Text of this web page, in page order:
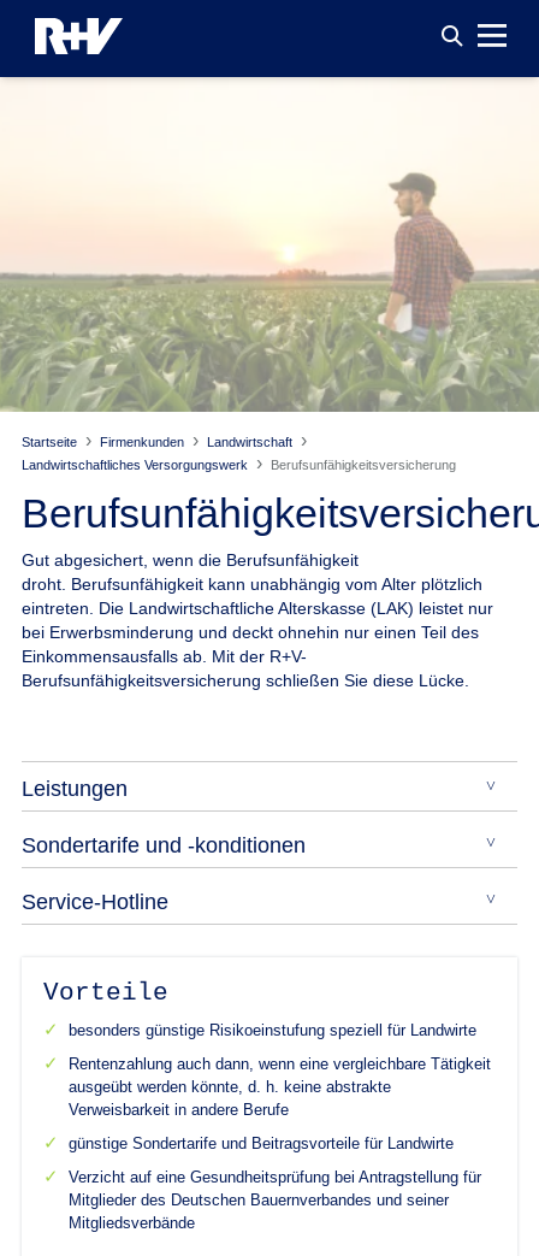
Startseite Firmenkunden
Landwirtschaft
Landwirtschaftliches Versorgungswerk
Berufsunfähigkeitsversicherung
Gut abgesichert, wenn die Berufsunfähigkeit
droht. Berufsunfähigkeit kann unabhängig vom Alter plötzlich
eintreten. Die Landwirtschaftliche Alterskasse (LAK) leistet nur
bei Erwerbsminderung und deckt ohnehin nur einen Teil des
Einkommensausfalls ab. Mit der R+V-
Berufsunfähigkeitsversicherung schließen Sie diese Lücke.
Leistungen
Sondertarife und -konditionen
Service-Hotline
Vorteile
besonders günstige Risikoeinstufung speziell für Landwirte
Rentenzahlung auch dann, wenn eine vergleichbare Tätigkeit
ausgeübt werden könnte, d. h. keine abstrakte
Verweisbarkeit in andere Berufe
günstige Sondertarife und Beitragsvorteile für Landwirte
Verzicht auf eine Gesundheitsprüfung bei Antragstellung für
Mitglieder des Deutschen Bauernverbandes und seiner
Mitgliedsverbände